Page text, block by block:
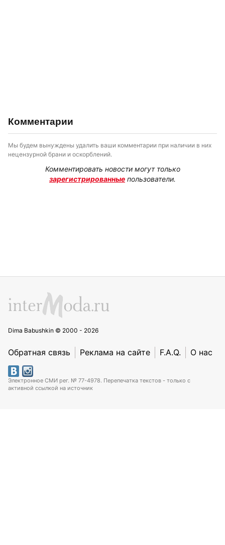
Комментарии
Мы будем вынуждены удалить ваши комментарии при наличии в них
нецензурной брани и оскорблений.
Комментировать новости могут только
зарегистрированные пользователи.
Dima Babushkin © 2000 - 2026
Обратная связь Реклама на сайте F.A.Q. О нас
Электронное СМИ рег. № 77-4978. Перепечатка текстов - только с
активной ссылкой на источник